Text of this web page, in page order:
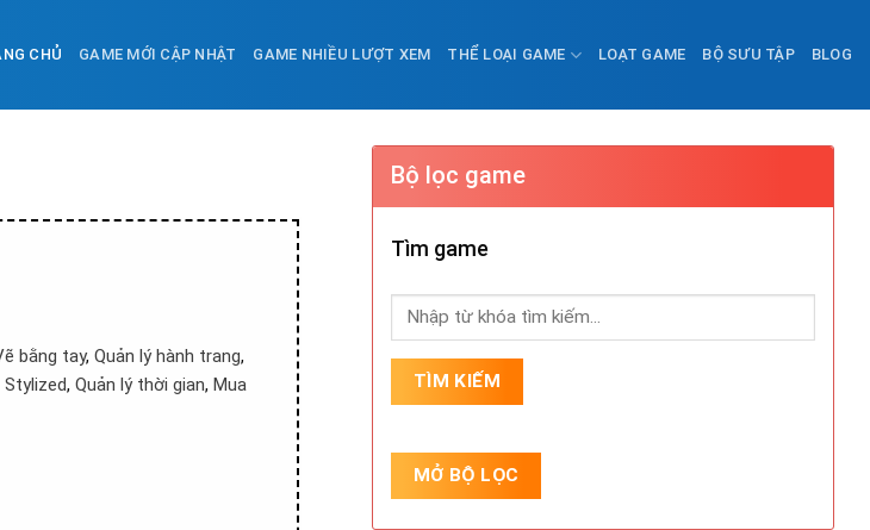
CHỦ GAME MỚI CẬP NHẬT GAME NHIỀU LƯỢT XEM THỂ LOẠI GAME LOẠT GAME BỘ SƯU TẬP BLOG
bằng tay, Quản lý hành trang,
Stylized, Quản lý thời gian, Mua
Bộ lọc game
Tìm game